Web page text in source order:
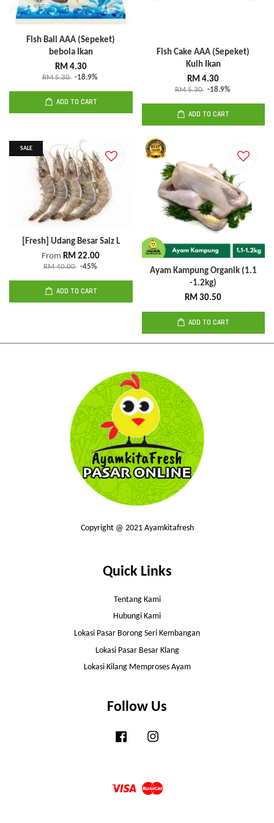
Fish Ball AAA (Sepeket)
bebola Ikan
RM 4.30
RM 5.30 -18.9%
ADD TO CART
Fish Cake AAA (Sepeket)
Kuih Ikan
RM 4.30
RM 5.30 -18.9%
ADD TO CART
SALE
[Fresh] Udang Besar Saiz L
From RM 22.00
RM 40.00 -45%
ADD TO CART
Ayam Kampung Organik (1.1
-1.2kg)
RM 30.50
ADD TO CART
Copyright @ 2021 Ayamkitafresh
Quick Links
Tentang Kami
Hubungi Kami
Lokasi Pasar Borong Seri Kembangan
Lokasi Pasar Besar Klang
Lokasi Kilang Memproses Ayam
Follow Us
Facebook
Visa Master